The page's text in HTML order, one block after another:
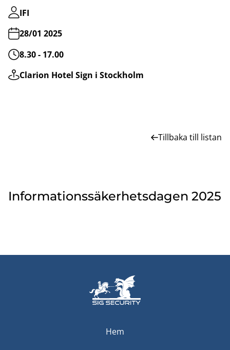
IFI
28/01 2025
8.30 - 17.00
Clarion Hotel Sign i Stockholm
Tillbaka till listan
Informationssäkerhetsdagen 2025
Hem